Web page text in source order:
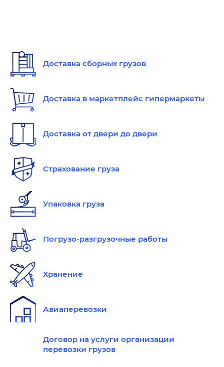
Доставка сборных грузов
Доставка в маркетплейс гипермаркеты
Доставка от двери до двери
Страхование груза
Упаковка груза
Погрузо-разгрузочные работы
Хранение
Авиаперевозки
Договор на услуги организации
перевозки грузов